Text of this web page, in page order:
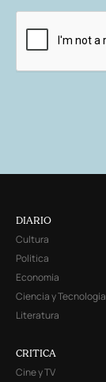
DIARIO
Cultura
Política
Economía
Ciencia y Tecnología
Literatura
CRITICA
Cine y TV